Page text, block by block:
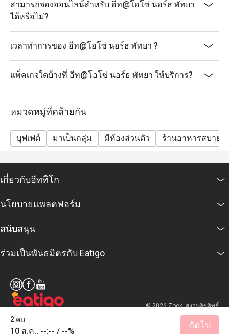
สามารถจองออนไลน์สำหรับ อีท@โอโซ่ นอร์ธ พัทยา
ได้หรือไม่?
เวลาทำการของ อีท@โอโซ่ นอร์ธ พัทยา ?
แพ็คเกจใดบ้างที่ อีท@โอโซ่ นอร์ธ พัทยา ให้บริการ?
หมวดหมู่ที่คล้ายกัน
บุฟเฟต์ มาเป็นกลุ่ม มีห้องส่วนตัว ร้านอาหารสบายๆ
2 คน
10 ส.ค., --:-- / --%
ถัดไป
เกี่ยวกับอีททิโก
นโยบายแพลตฟอร์ม
สนับสนุน
ร่วมเป็นพันธมิตรกับ Eatigo
© 2026 Zoek. สงวนลิขสิทธิ์